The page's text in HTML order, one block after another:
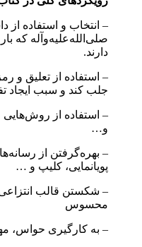
– انتخاب و استفاده از
صلی‌الله‌علیه‌وآله‌ که
دارند.
– استفاده از تعلیق و
جلب کند و سبب ایجاد
– استفاده از روش‌هایی
و…
– بهره‌گرفتن از
پویانمایی، کلیپ و …
– شکستن قالب انتزاعی
محسوس
– به کارگیری حواس،